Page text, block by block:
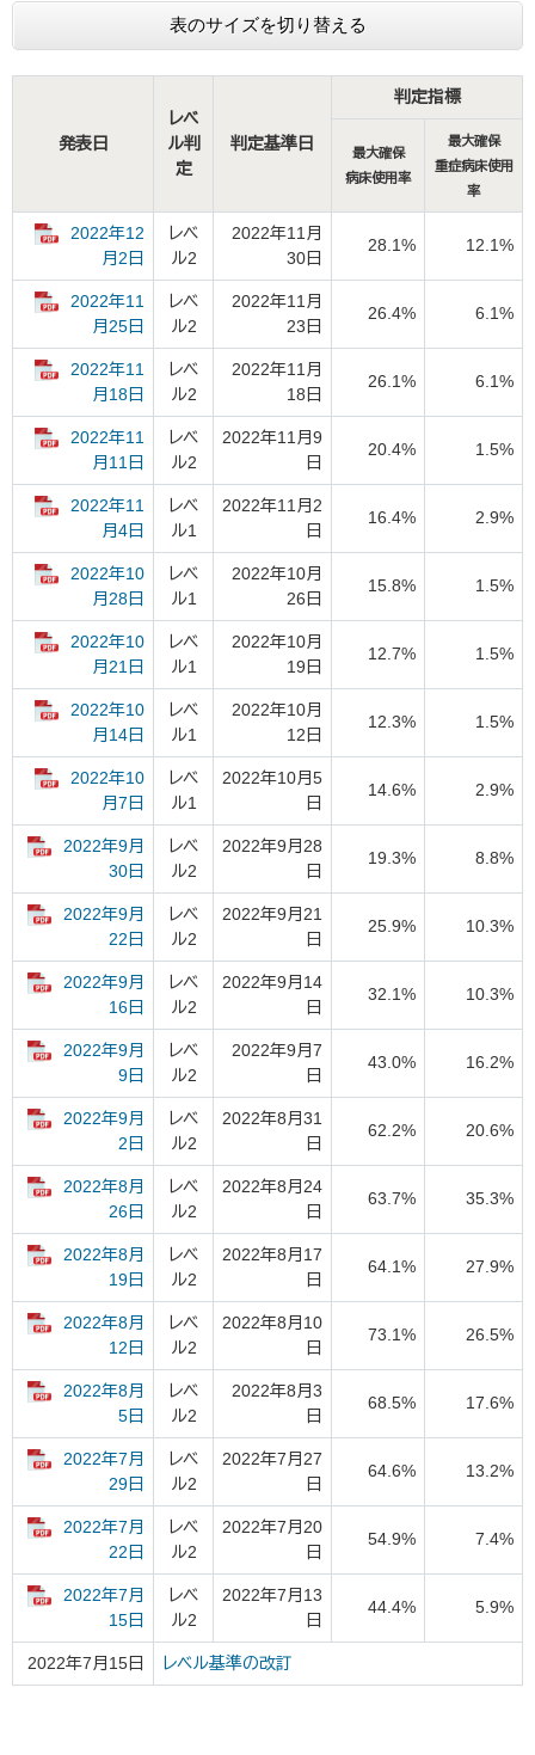
表のサイズを切り替える
発表日
レベ
ル判
定
判定基準日
判定指標
最大確保
病床使用率
最大確保
重症病床使用
率
2022年12
月2日
レベ
ル2
2022年11月
30日
28.1% 12.1%
2022年11
月25日
レベ
ル2
2022年11月
23日
26.4% 6.1%
2022年11
月18日
レベ
ル2
2022年11月
18日
26.1% 6.1%
2022年11
月11日
レベ
ル2
2022年11月9
日
20.4% 1.5%
2022年11
月4日
レベ
ル1
2022年11月2
日
16.4% 2.9%
2022年10
月28日
レベ
ル1
2022年10月
26日
15.8% 1.5%
2022年10
月21日
レベ
ル1
2022年10月
19日
12.7% 1.5%
2022年10
月14日
レベ
ル1
2022年10月
12日
12.3% 1.5%
2022年10
月7日
レベ
ル1
2022年10月5
日
14.6% 2.9%
2022年9月
30日
レベ
ル2
2022年9月28
日
19.3% 8.8%
2022年9月
22日
レベ
ル2
2022年9月21
日
25.9% 10.3%
2022年9月
16日
レベ
ル2
2022年9月14
日
32.1% 10.3%
2022年9月
9日
レベ
ル2
2022年9月7
日
43.0% 16.2%
2022年9月
2日
レベ
ル2
2022年8月31
日
62.2% 20.6%
2022年8月
26日
レベ
ル2
2022年8月24
日
63.7% 35.3%
2022年8月
19日
レベ
ル2
2022年8月17
日
64.1% 27.9%
2022年8月
12日
レベ
ル2
2022年8月10
日
73.1% 26.5%
2022年8月
5日
レベ
ル2
2022年8月3
日
68.5% 17.6%
2022年7月
29日
レベ
ル2
2022年7月27
日
64.6% 13.2%
2022年7月
22日
レベ
ル2
2022年7月20
日
54.9% 7.4%
2022年7月
15日
レベ
ル2
2022年7月13
日
44.4% 5.9%
2022年7月15日 レベル基準の改訂